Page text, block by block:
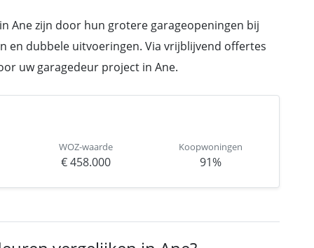
Ane zijn door hun grotere garageopeningen bij
en dubbele uitvoeringen. Via vrijblijvend offertes
uw garagedeur project in Ane.
WOZ-waarde
€ 458.000
Koopwoningen
91%